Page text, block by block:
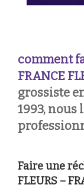
comment
FRANCE
grossiste
1993,
Faire une
FLEURS –